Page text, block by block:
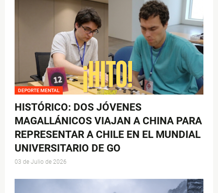
DEPORTE MENTAL
HISTÓRICO: DOS JÓVENES
MAGALLÁNICOS VIAJAN A CHINA PARA
REPRESENTAR A CHILE EN EL MUNDIAL
UNIVERSITARIO DE GO
03 de Julio de 2026